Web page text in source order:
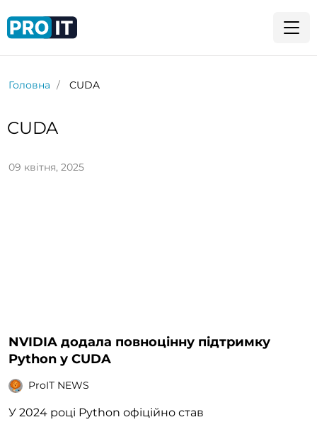
Головна CUDA
CUDA
09 квітня, 2025
NVIDIA додала повноцінну підтримку
Python у CUDA
ProIT NEWS
У 2024 році Python офіційно став